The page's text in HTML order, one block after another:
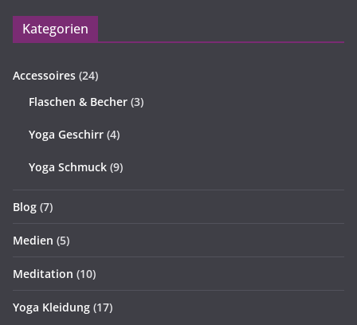
Kategorien
Accessoires (24)
Flaschen & Becher (3)
Yoga Geschirr (4)
Yoga Schmuck (9)
Blog (7)
Medien (5)
Meditation (10)
Yoga Kleidung (17)